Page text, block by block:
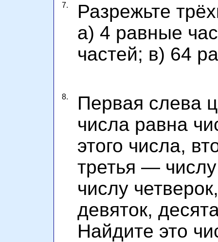
7.
Разрежьте
а) 4 равные
частей; в) 64
8.
Первая слева
числа равна
этого числа,
третья —
числу
девяток,
Найдите это